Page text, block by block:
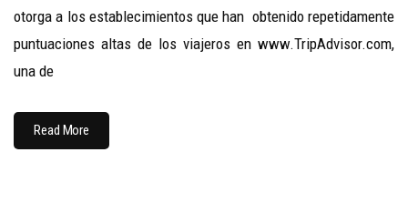
otorga a los establecimientos que han obtenido repetidamente
puntuaciones altas de los viajeros en www.TripAdvisor.com,
una de
Read More